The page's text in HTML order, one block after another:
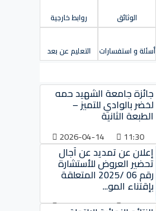
الوثائق روابط خارجية
أسئلة و استفسارات التعليم عن بعد
جائزة جامعة الشهيد حمه
لخضر بالوادي للتميز –
الطبعة الثانية
11:30
2026-04-14
إعلان عن تمديد عن آجال
تحضير العروض للأستشارة
رقم 06 /2025 المتعلقة
بإقتناء المو...
08:15
2025-10-01